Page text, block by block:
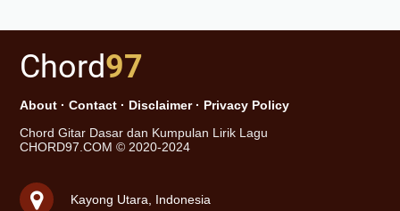
Chord97
About · Contact · Disclaimer· Privacy Policy
Chord Gitar Dasar dan Kumpulan Lirik Lagu
CHORD97.COM © 2020-2024
Kayong Utara, Indonesia